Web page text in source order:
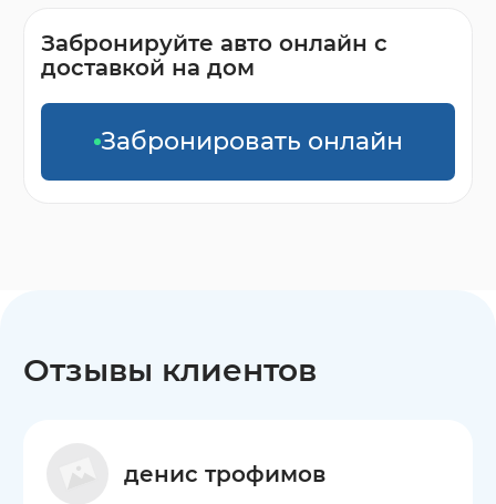
Забронируйте авто онлайн с
доставкой на дом
Забронировать онлайн
Отзывы клиентов
денис трофимов